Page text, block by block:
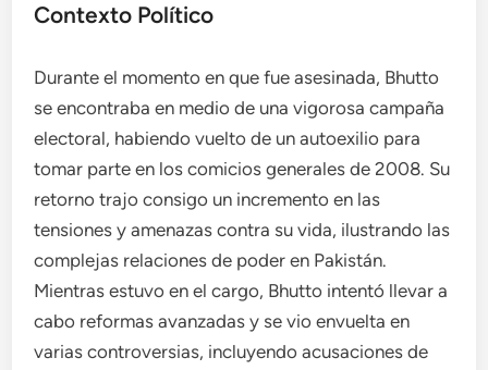
Contexto Político
Durante el momento en que fue asesinada, Bhutto
se encontraba en medio de una vigorosa campaña
electoral, habiendo vuelto de un autoexilio para
tomar parte en los comicios generales de 2008. Su
retorno trajo consigo un incremento en las
tensiones y amenazas contra su vida, ilustrando las
complejas relaciones de poder en Pakistán.
Mientras estuvo en el cargo, Bhutto intentó llevar a
cabo reformas avanzadas y se vio envuelta en
varias controversias, incluyendo acusaciones de